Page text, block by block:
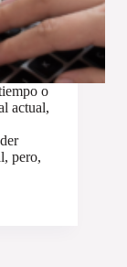
o
actual,
pero,